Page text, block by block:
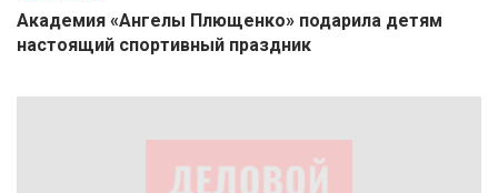
Академия «Ангелы Плющенко» подарила детям
настоящий спортивный праздник